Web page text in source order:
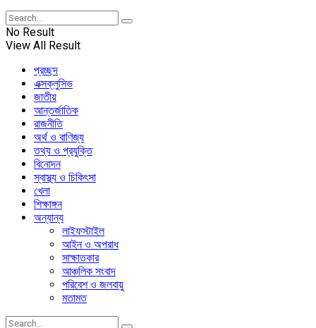
No Result
View All Result
প্রচ্ছদ
এক্সক্লুসিভ
জাতীয়
আন্তর্জাতিক
রাজনীতি
অর্থ ও বাণিজ্য
তথ্য ও প্রযুক্তি
বিনোদন
স্বাস্থ্য ও চিকিৎসা
খেলা
শিক্ষাঙ্গন
অন্যান্য
লাইফস্টাইল
আইন ও অপরাধ
সাক্ষাতকার
আঞ্চলিক সংবাদ
পরিবেশ ও জলবায়ু
মতামত